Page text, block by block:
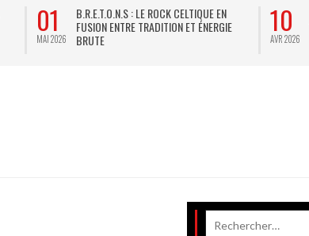
01
MAI 2026
B.R.E.T.O.N.S : LE ROCK CELTIQUE EN
FUSION ENTRE TRADITION ET ÉNERGIE
BRUTE
10
AVR 2026